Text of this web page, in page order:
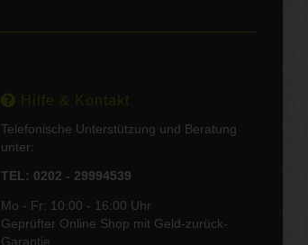
Hilfe & Kontakt
Telefonische Unterstützung und Beratung
unter:
TEL: 0202 - 29994539
Mo - Fr: 10:00 - 16:00 Uhr
Geprüfter Online Shop mit Geld-zurück-
Garantie.